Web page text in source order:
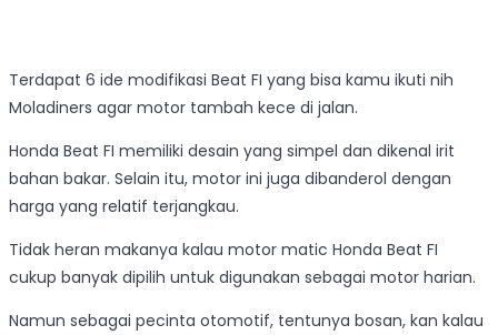
Terdapat 6 ide modifikasi Beat FI yang bisa kamu ikuti nih
Moladiners agar motor tambah kece di jalan.
Honda Beat FI memiliki desain yang simpel dan dikenal irit
bahan bakar. Selain itu, motor ini juga dibanderol dengan
harga yang relatif terjangkau.
Tidak heran makanya kalau motor matic Honda Beat FI
cukup banyak dipilih untuk digunakan sebagai motor harian.
Namun sebagai pecinta otomotif, tentunya bosan, kan kalau